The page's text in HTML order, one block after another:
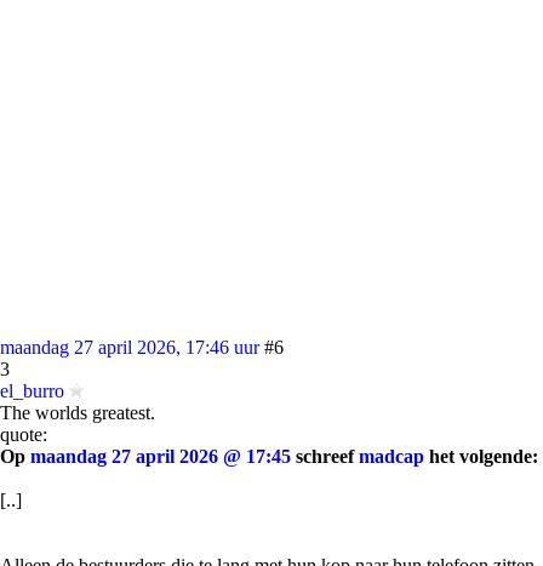
maandag 27 april 2026, 17:46 uur #6
3
el_burro
The worlds greatest.
quote:
Op maandag 27 april 2026 @ 17:45 schreefmadcap het volgende:
[..]